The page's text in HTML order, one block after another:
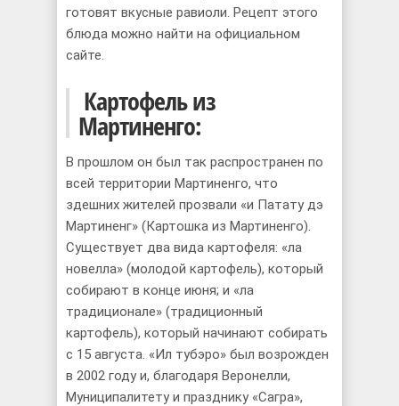
готовят вкусные равиоли. Рецепт этого
блюда можно найти на официальном
сайте.
Картофель из
Мартиненго:
В прошлом он был так распространен по
всей территории Мартиненго, что
здешних жителей прозвали «и Патату дэ
Мартиненг» (Картошка из Мартиненго).
Существует два вида картофеля: «ла
новелла» (молодой картофель), который
собирают в конце июня; и «ла
традиционале» (традиционный
картофель), который начинают собирать
с 15 августа. «Ил тубэро» был возрожден
в 2002 году и, благодаря Веронелли,
Муниципалитету и празднику «Сагра»,